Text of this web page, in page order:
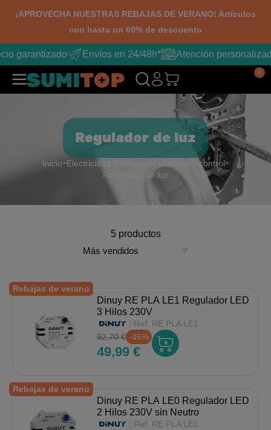
¡APROVECHA NUESTRAS REBAJAS DE VERANO! Artículos
con hasta un 60% de descuento
garantizado Envíos en 24/48h* Atención
0
Regulador de luz
Inicio Electricidad
Protección eléctrica y control
Regulador de luz
5 productos
Rebajas de verano
Dinuy RE PLA LE1 Regulador LED
3 Hilos 230V
Ref: RE PLA LE1
92,70 € -46%
49,99 €
Rebajas de verano
Dinuy RE PLA LE0 Regulador LED
2 Hilos 230V sin Neutro
Ref: RE PLA LE0